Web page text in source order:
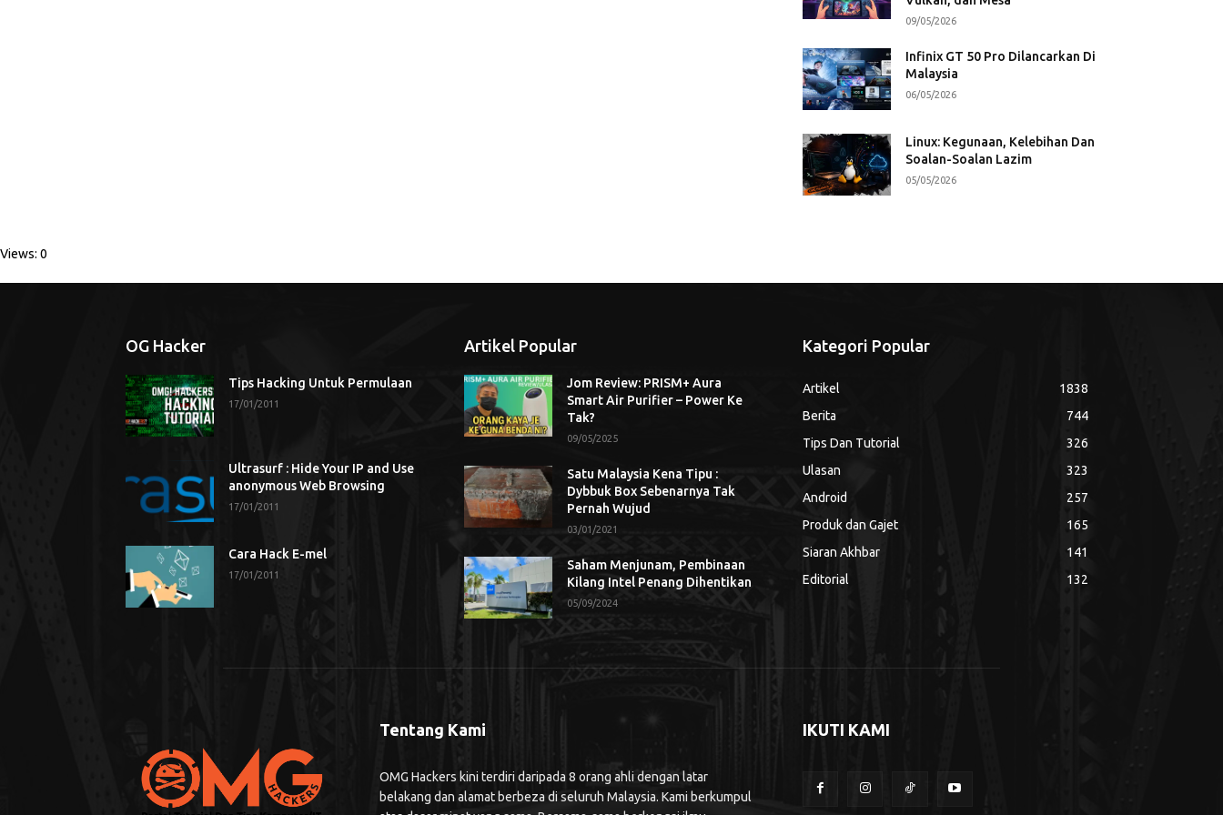
09/05/2026
Infinix GT 50 Pro Dilancarkan Di
Malaysia
06/05/2026
Linux: Kegunaan, Kelebihan Dan
Soalan-Soalan Lazim
05/05/2026
Views: 0
OG Hacker
Tips Hacking Untuk Permulaan
17/01/2011
Ultrasurf : Hide Your IP and Use
anonymous Web Browsing
17/01/2011
Cara Hack E-mel
17/01/2011
Artikel Popular
Jom Review: PRISM+ Aura
Smart Air Purifier – Power Ke
Tak?
09/05/2025
Satu Malaysia Kena Tipu :
Dybbuk Box Sebenarnya Tak
Pernah Wujud
03/01/2021
Saham Menjunam, Pembinaan
Kilang Intel Penang Dihentikan
05/09/2024
Kategori Popular
Artikel
1838
Berita
744
Tips Dan Tutorial
326
Ulasan
323
Android
257
Produk dan Gajet
165
Siaran Akhbar
141
Editorial
132
Tentang Kami
OMG Hackers kini terdiri daripada 8 orang ahli dengan latar
belakang dan alamat berbeza di seluruh Malaysia. Kami berkumpul
IKUTI KAMI